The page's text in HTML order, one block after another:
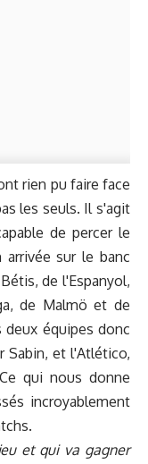
rien pu faire face
les seuls. Il s'agit
de percer le
sur le banc
de l'Espanyol,
de Malmö et de
deux équipes donc
Sabin, et l'Atlético,
qui nous donne
incroyablement
et qui va gagner